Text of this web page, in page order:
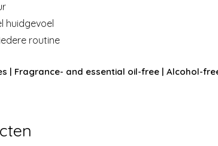
huidgevoel
routine
| Fragrance- and essential oil-free | Alcohol-